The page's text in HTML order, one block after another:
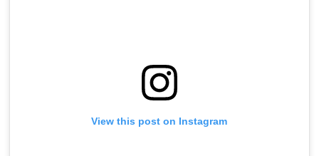
View this post on Instagram